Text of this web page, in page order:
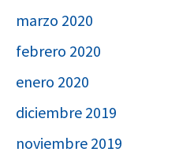
marzo 2020
febrero 2020
enero 2020
diciembre 2019
noviembre 2019